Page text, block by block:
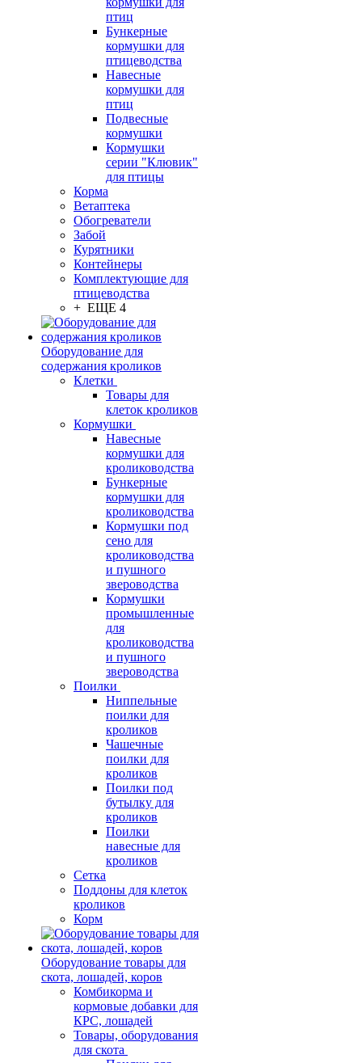
птиц
Бункерные
кормушки для
птицеводства
Навесные
кормушки для
птиц
Подвесные
кормушки
Кормушки
серии "Клювик"
для птицы
Корма
Ветаптека
Обогреватели
Забой
Курятники
Контейнеры
Комплектующие для
птицеводства
+ ЕЩЕ 4
Оборудование для
содержания кроликов
Клетки
Товары для
клеток кроликов
Кормушки
Навесные
кормушки для
кролиководства
Бункерные
кормушки для
кролиководства
Кормушки под
сено для
кролиководства
и пушного
звероводства
Кормушки
промышленные
для
кролиководства
и пушного
звероводства
Поилки
Ниппельные
поилки для
кроликов
Чашечные
поилки для
кроликов
Поилки под
бутылку для
кроликов
Поилки
навесные для
кроликов
Сетка
Поддоны для клеток
кроликов
Корм
Оборудование товары для
скота, лошадей, коров
Комбикорма и
кормовые добавки для
КРС, лошадей
Товары, оборудования
для скота